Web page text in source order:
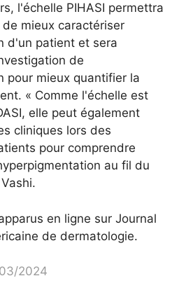
l'échelle PIHASI permettra
mieux caractériser
d'un patient et sera
de
pour mieux quantifier la
« Comme l'échelle est
elle peut également
cliniques lors des
pour comprendre
au fil du
en ligne sur Journal
de dermatologie.
2024